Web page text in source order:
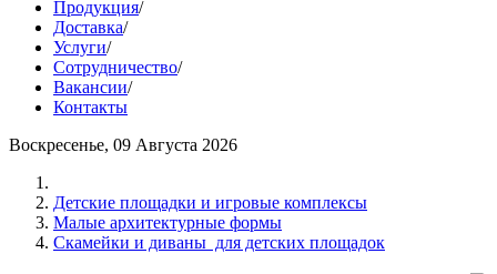
Продукция/
Доставка/
Услуги/
Сотрудничество/
Вакансии/
Контакты
Воскресенье, 09 Августа 2026
Детские площадки и игровые комплексы
Малые архитектурные формы
Скамейки и диваны для детских площадок